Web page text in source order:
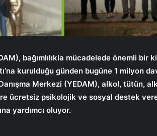
bağımlılıkla mücadelede önemli bir
kurulduğu günden bugüne 1 milyon
Merkezi (YEDAM), alkol, tütün,
ücretsiz psikolojik ve sosyal destek
yardımcı oluyor.